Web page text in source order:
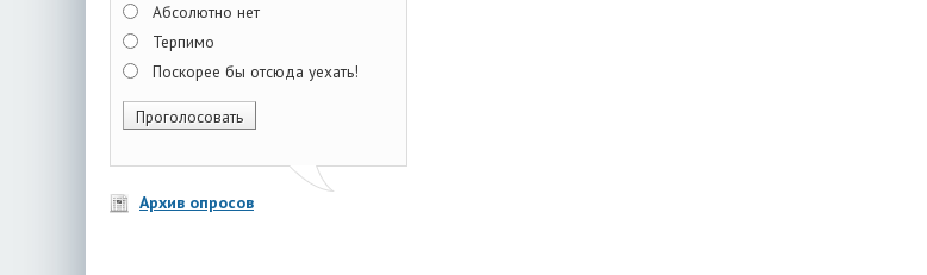
Абсолютно нет
Терпимо
Поскорее бы отсюда уехать!
Архив опросов